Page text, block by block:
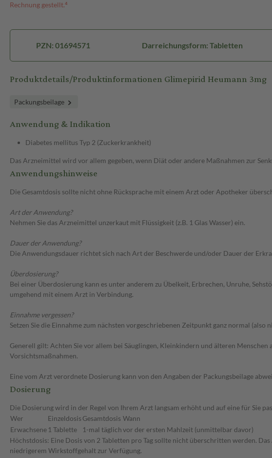
Rechnung gestellt.⁴
PZN: 01694571 Darreichungsform: Tabletten
Produktdetails/Produktinformationen Glimepirid Heumann 3mg
Packungsbeilage
Anwendung & Indikation
Diabetes mellitus Typ 2 (Zuckerkrankheit)
Das Arzneimittel wird vor allem gegeben, wenn Diät oder andere Maßnahmen zur
Anwendungshinweise
Die Gesamtdosis sollte nicht ohne Rücksprache mit einem Arzt oder Apotheker
Art der Anwendung?
Nehmen Sie das Arzneimittel unzerkaut mit Flüssigkeit (z.B. 1 Glas Wasser) ein.
Dauer der Anwendung?
Die Anwendungsdauer richtet sich nach Art der Beschwerde und/oder Dauer der
Überdosierung?
Bei einer Überdosierung kann es unter anderem zu Übelkeit, Erbrechen, Unruhe,
umgehend mit einem Arzt in Verbindung.
Einnahme vergessen?
Setzen Sie die Einnahme zum nächsten vorgeschriebenen Zeitpunkt ganz normal
Generell gilt: Achten Sie vor allem bei Säuglingen, Kleinkindern und älteren
Vorsichtsmaßnahmen.
Eine vom Arzt verordnete Dosierung kann von den Angaben der Packungsbeilage
Dosierung
Die Dosierung wird in der Regel von Ihrem Arzt langsam erhöht und auf eine für Sie
Wer
Einzeldosis Gesamtdosis Wann
Erwachsene 1 Tablette 1-mal täglichvor der ersten Mahlzeit (unmittelbar davor)
Höchstdosis: Eine Dosis von 2 Tabletten pro Tag sollte nicht überschritten werden.
niedrigerem Wirkstoffgehalt zur Verfügung.